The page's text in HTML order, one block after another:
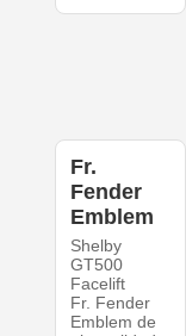
Fr.
Fender
Emblem
Shelby
GT500
Facelift
Fr. Fender
Emblem de